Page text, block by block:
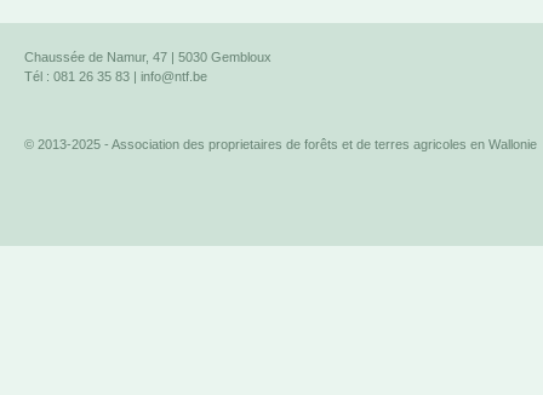
Chaussée de Namur, 47 | 5030 Gembloux
Tél : 081 26 35 83 | info@ntf.be
© 2013-2025 - Association des proprietaires de forêts et de terres agricoles en Wallonie